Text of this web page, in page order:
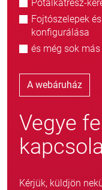
Pótalkatrész-
Fojtószelepek
konfigurálása
és még sok más
A webáruház
Vegye
Kérjük, küldjön